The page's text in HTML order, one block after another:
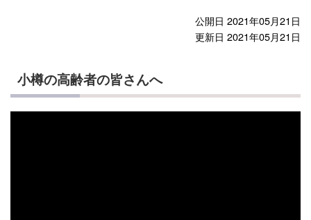
公開日 2021年05月21日
更新日 2021年05月21日
小樽の高齢者の皆さんへ